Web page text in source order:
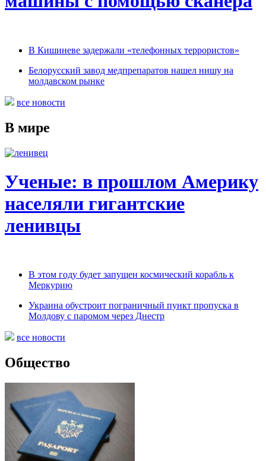
В Кишиневе задержали «телефонных террористов»
Белорусский завод медпрепаратов нашел нишу на
молдавском рынке
все новости
В мире
Ученые: в прошлом Америку
населяли гигантские
ленивцы
В этом году будет запущен космический корабль к
Меркурию
Украина обустроит пограничный пункт пропуска в
Молдову с паромом через Днестр
все новости
Общество